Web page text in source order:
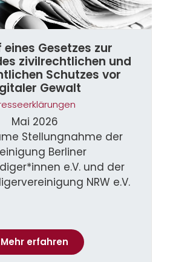
eines Gesetzes zur
zivilrechtlichen und
Schutzes vor
Gewalt
Mai 2026
Stellungnahme der
Berliner
e.V. und der
NRW e.V.
Mehr erfahren